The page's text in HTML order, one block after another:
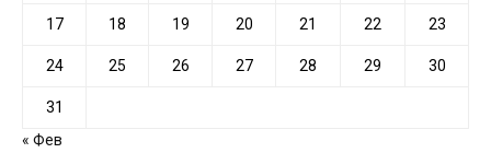
17 18 19 20 21 22 23
24 25 26 27 28 29 30
31
« Фев